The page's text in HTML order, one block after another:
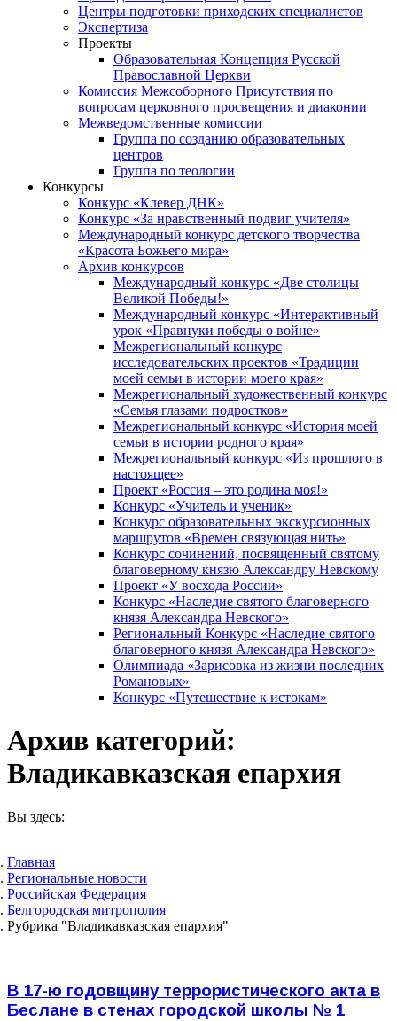
Центры подготовки приходских специалистов
Экспертиза
Проекты
Образовательная Концепция Русской
Православной Церкви
Комиссия Межсоборного Присутствия по
вопросам церковного просвещения и диаконии
Межведомственные комиссии
Группа по созданию образовательных
центров
Группа по теологии
Конкурсы
Конкурс «Клевер ДНК»
Конкурс «За нравственный подвиг учителя»
Международный конкурс детского творчества
«Красота Божьего мира»
Архив конкурсов
Международный конкурс «Две столицы
Великой Победы!»
Международный конкурс «Интерактивный
урок «Правнуки победы о войне»
Межрегиональный конкурс
исследовательских проектов «Традиции
моей семьи в истории моего края»
Межрегиональный художественный конкурс
«Семья глазами подростков»
Межрегиональный конкурс «История моей
семьи в истории родного края»
Межрегиональный конкурс «Из прошлого в
настоящее»
Проект «Россия – это родина моя!»
Конкурс «Учитель и ученик»
Конкурс образовательных экскурсионных
маршрутов «Времен связующая нить»
Конкурс сочинений, посвященный святому
благоверному князю Александру Невскому
Проект «У восхода России»
Конкурс «Наследие святого благоверного
князя Александра Невского»
Региональный Конкурс «Наследие святого
благоверного князя Александра Невского»
Олимпиада «Зарисовка из жизни последних
Романовых»
Конкурс «Путешествие к истокам»
Архив категорий:
Владикавказская епархия
Вы здесь:
Главная
Pегиональные новости
Российская Федерация
Белгородская митрополия
Рубрика "Владикавказская епархия"
В 17-ю годовщину террористического акта в
Беслане в стенах городской школы № 1